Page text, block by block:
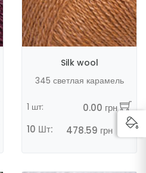
Silk wool
345 светлая карамель
1 шт:
0.00 грн
10 Шт:
478.59 грн